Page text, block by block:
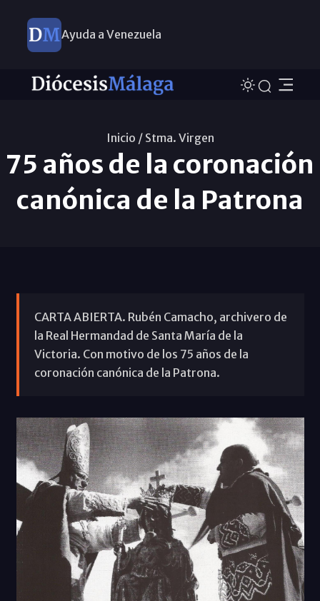
Ayuda a Venezuela
Inicio / Stma. Virgen
75 años de la coronación
canónica de la Patrona
CARTA ABIERTA. Rubén Camacho, archivero de
la Real Hermandad de Santa María de la
Victoria. Con motivo de los 75 años de la
coronación canónica de la Patrona.